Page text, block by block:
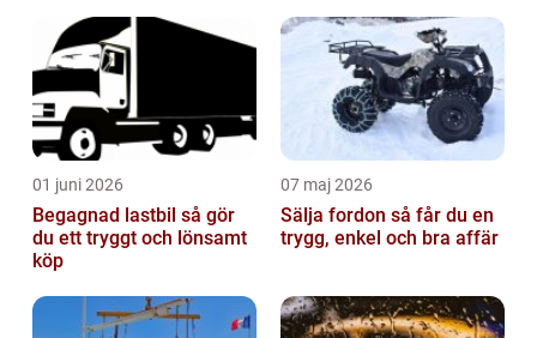
01 juni 2026
Begagnad lastbil så gör
du ett tryggt och lönsamt
köp
07 maj 2026
Sälja fordon så får du en
trygg, enkel och bra affär